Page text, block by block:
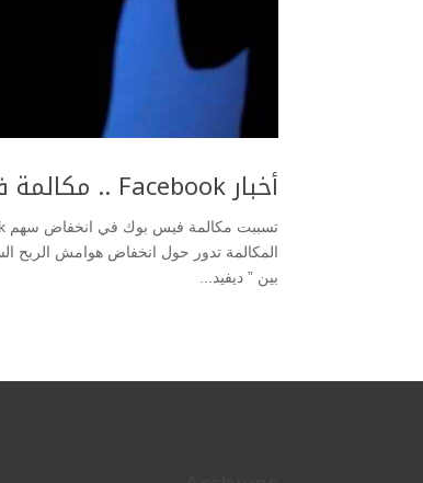
أخبار Facebook .. مكالمة فيسبوك تكلف البورصة الامريكية خسارة تاريخية
المكالمة تدور حول انخفاض هوامش الربح
بين ” ديفيد...